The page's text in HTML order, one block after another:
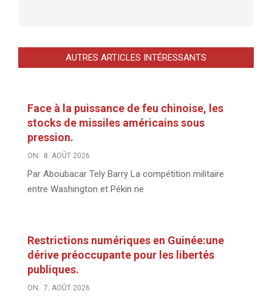
AUTRES ARTICLES INTÉRESSANTS
Face à la puissance de feu chinoise, les
stocks de missiles américains sous
pression.
ON: 8. AOÛT 2026
Par Aboubacar Tely Barry La compétition militaire
entre Washington et Pékin ne
Restrictions numériques en Guinée:une
dérive préoccupante pour les libertés
publiques.
ON: 7. AOÛT 2026